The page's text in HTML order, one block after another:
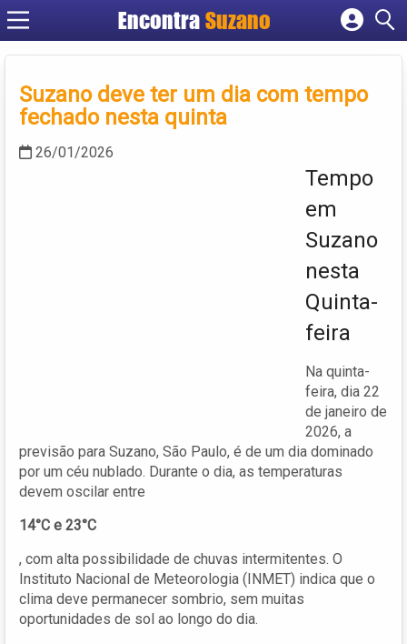
EncontraSuzano
Cadastrar empresa
Criar conta
Suzano deve ter um dia com tempo
fechado nesta quinta
26/01/2026
Tempo
em
Suzano
nesta
Quinta-
feira
Na quinta-
feira, dia 22
de janeiro de
2026, a
previsão para Suzano, São Paulo, é de um dia dominado
por um céu nublado. Durante o dia, as temperaturas
devem oscilar entre
14°C e 23°C
, com alta possibilidade de chuvas intermitentes. O
Instituto Nacional de Meteorologia (INMET) indica que o
clima deve permanecer sombrio, sem muitas
oportunidades de sol ao longo do dia.